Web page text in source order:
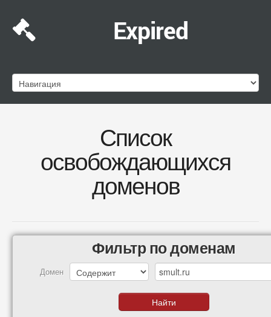
Expired
Список
освобождающихся
доменов
Фильтр по доменам
Домен